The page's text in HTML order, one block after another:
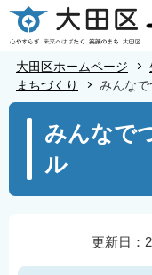
こ
の
ジ
大田区ホームページ
まちづくり
みんな
みんなで
ル
更新日：